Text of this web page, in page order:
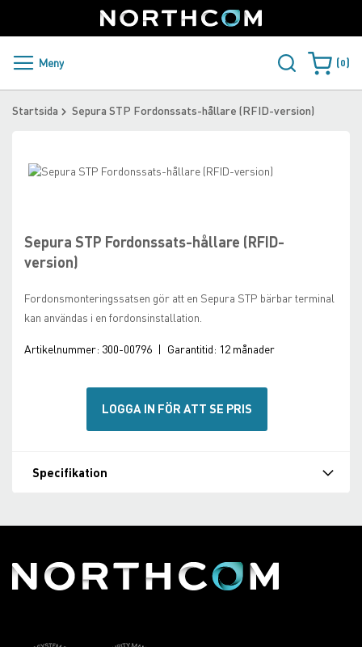
to
Content
Sweden
PRODUKTER OCH LÖSNINGAR
ÅTERFÖRSÄLJARE
LADDA NER
Meny Varukorgen
0
Startsida Sepura STP Fordonssats-hållare (RFID-version)
Sepura STP Fordonssats-hållare (RFID-
version)
Fordonsmonteringssatsen gör att en Sepura STP bärbar terminal
kan användas i en fordonsinstallation.
Artikelnummer: 300-00796 | Garantitid: 12 månader
LOGGA IN FÖR ATT SE PRIS
Skip
of
the
images
beginning
of
the
gallery
Specifikation